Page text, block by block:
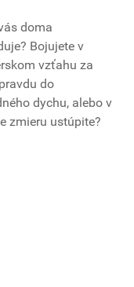
doma
Bojujete v
vzťahu za
do
dychu, alebo v
zmieru ustúpite?